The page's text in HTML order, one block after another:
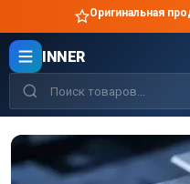
Оригинальная
INNER